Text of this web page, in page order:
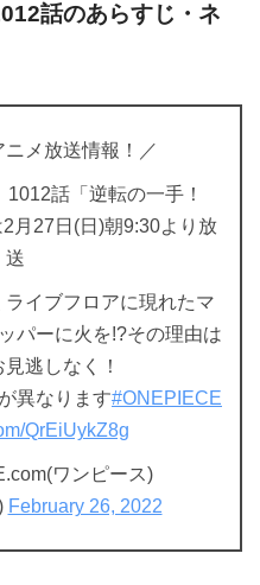
話のあらすじ・ネ
ニメ放送情報！／
1012話「逆転の一手！
月27日(日)朝9:30より放
送
ライブフロアに現れたマ
パーに火を!?その理由は
逃しなく！
異なります#ONEPIECE
QrEiUykZ8g
ワンピース)
February 26, 2022